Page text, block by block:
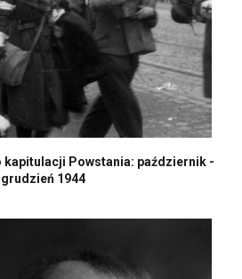
kapitulacji Powstania: październik -
grudzień 1944